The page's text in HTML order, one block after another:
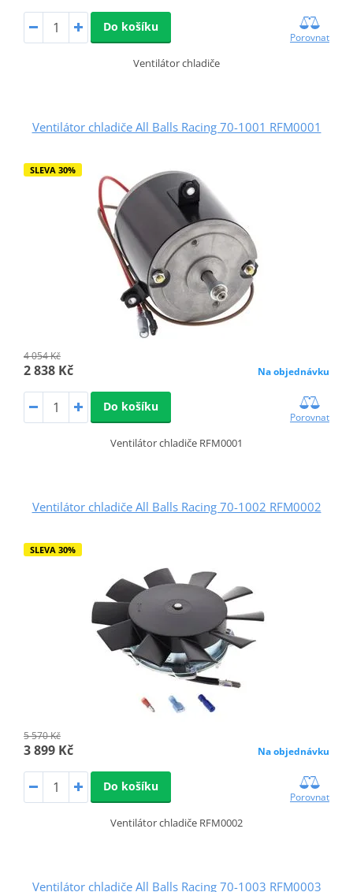
Do košíku
Porovnat
Ventilátor chladiče
Ventilátor chladiče All Balls Racing 70-1001 RFM0001
SLEVA 30%
4 054 Kč
2 838 Kč Na objednávku
Do košíku
Porovnat
Ventilátor chladiče RFM0001
Ventilátor chladiče All Balls Racing 70-1002 RFM0002
SLEVA 30%
5 570 Kč
3 899 Kč Na objednávku
Do košíku
Porovnat
Ventilátor chladiče RFM0002
Ventilátor chladiče All Balls Racing 70-1003 RFM0003